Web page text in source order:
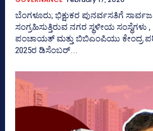
ಬೆಂಗಳೂರು; ಭಿಕ್ಷುಕರ ಪುನರ್ವಸತಿಗೆ
ಸಂಗ್ರಹಿಸುತ್ತಿರುವ ನಗರ ಸ್ಥಳೀಯ ಸಂಸ್ಥೆಗಳು
ಪಂಚಾಯತ್‌ ಮತ್ತು ಬಿಬಿಎಂಪಿಯು ಕೇಂದ್ರ
2025ರ ಡಿಸೆಂಬರ್...